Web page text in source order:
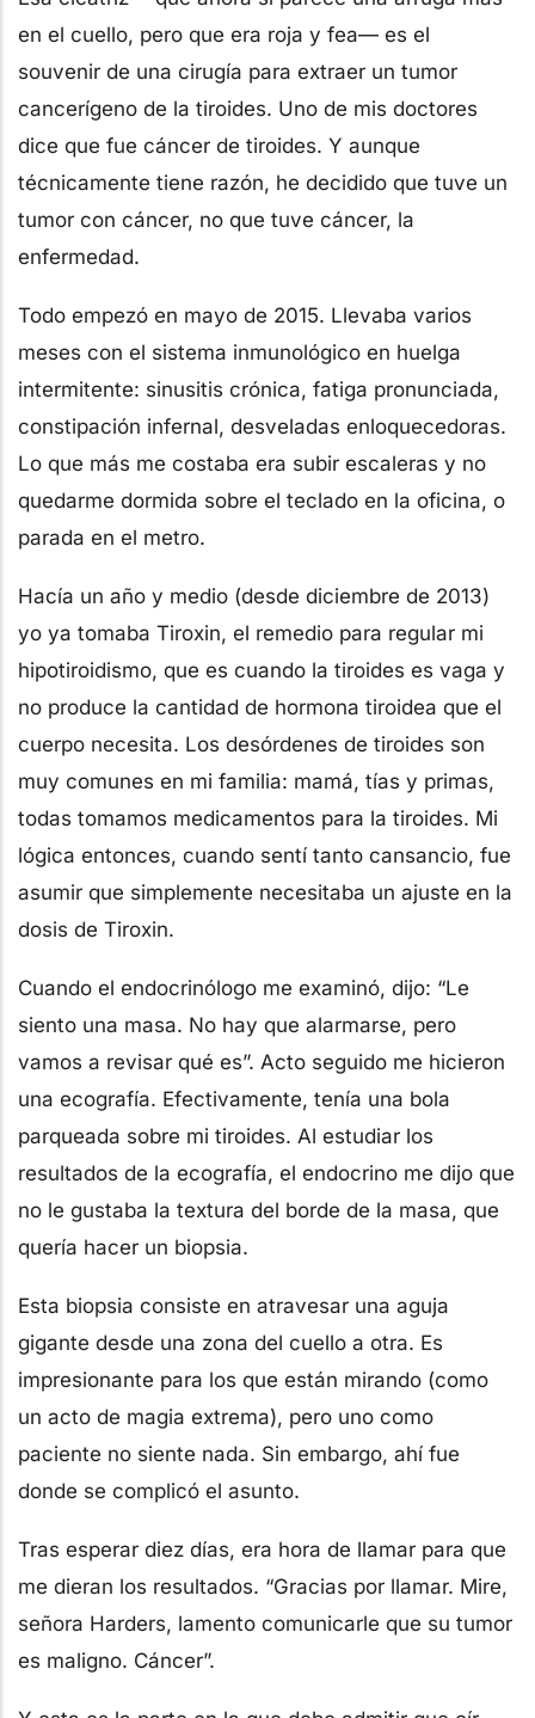
en el cuello, pero que era roja y fea— es el
souvenir de una cirugía para extraer un tumor
cancerígeno de la tiroides. Uno de mis doctores
dice que fue cáncer de tiroides. Y aunque
técnicamente tiene razón, he decidido que tuve un
tumor con cáncer, no que tuve cáncer, la
enfermedad.
Todo empezó en mayo de 2015. Llevaba varios
meses con el sistema inmunológico en huelga
intermitente: sinusitis crónica, fatiga pronunciada,
constipación infernal, desveladas enloquecedoras.
Lo que más me costaba era subir escaleras y no
quedarme dormida sobre el teclado en la oficina, o
parada en el metro.
Hacía un año y medio (desde diciembre de 2013)
yo ya tomaba Tiroxin, el remedio para regular mi
hipotiroidismo, que es cuando la tiroides es vaga y
no produce la cantidad de hormona tiroidea que el
cuerpo necesita. Los desórdenes de tiroides son
muy comunes en mi familia: mamá, tías y primas,
todas tomamos medicamentos para la tiroides. Mi
lógica entonces, cuando sentí tanto cansancio, fue
asumir que simplemente necesitaba un ajuste en la
dosis de Tiroxin.
Cuando el endocrinólogo me examinó, dijo: “Le
siento una masa. No hay que alarmarse, pero
vamos a revisar qué es”. Acto seguido me hicieron
una ecografía. Efectivamente, tenía una bola
parqueada sobre mi tiroides. Al estudiar los
resultados de la ecografía, el endocrino me dijo que
no le gustaba la textura del borde de la masa, que
quería hacer un biopsia.
Esta biopsia consiste en atravesar una aguja
gigante desde una zona del cuello a otra. Es
impresionante para los que están mirando (como
un acto de magia extrema), pero uno como
paciente no siente nada. Sin embargo, ahí fue
donde se complicó el asunto.
Tras esperar diez días, era hora de llamar para que
me dieran los resultados. “Gracias por llamar. Mire,
señora Harders, lamento comunicarle que su tumor
es maligno. Cáncer”.